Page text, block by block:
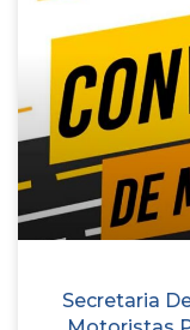
Secretaria